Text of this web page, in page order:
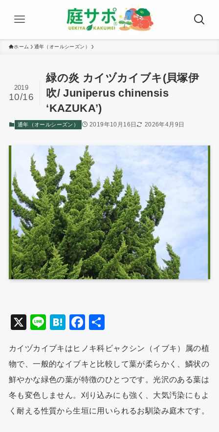
ホーム 通年（オールシーズン）
緑の炎 カイヅカイブキ(貝塚伊
吹/ Juniperus chinensis
‘KAZUKA’)
2019
10/16
通年（オールシーズン） 2019年10月16日 2026年4月9日
X
Li
e
H
e
n
a
F
c
e
b
o
o
カイヅカイブキはヒノキ科ビャクシン（イブキ）属の植
物で、一般的なイブキと比較して葉が柔らかく、鱗状の
鮮やかな緑色の葉が特徴のひとつです。光沢のある葉は
冬も変色しません。刈り込みにも強く、大気汚染にもよ
く耐える性質から生垣に用いられるお馴染み庭木です。